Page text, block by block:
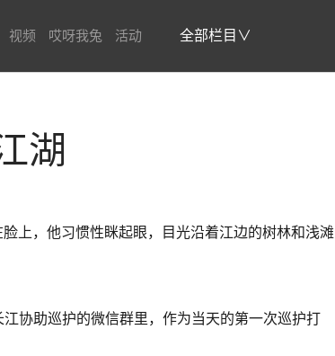
视频 哎呀我兔 活动 全部栏目∨
湖
上，他习惯性眯起眼，目光沿着江边的树林和浅滩
协助巡护的微信群里，作为当天的第一次巡护打